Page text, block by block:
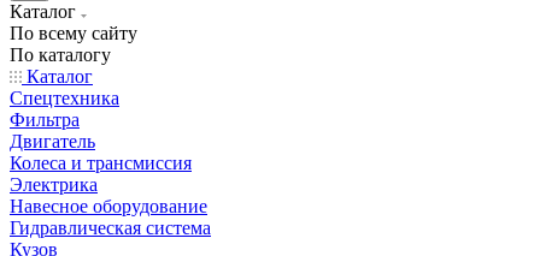
Каталог
По всему сайту
По каталогу
Каталог
Спецтехника
Фильтра
Двигатель
Колеса и трансмиссия
Электрика
Навесное оборудование
Гидравлическая система
Кузов